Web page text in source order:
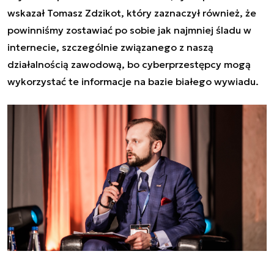
wskazał Tomasz Zdzikot, który zaznaczył również, że
powinniśmy zostawiać po sobie jak najmniej śladu w
internecie, szczególnie związanego z naszą
działalnością zawodową, bo cyberprzestępcy mogą
wykorzystać te informacje na bazie białego wywiadu.